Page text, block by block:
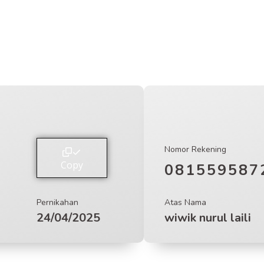
Copy
Pernikahan
24/04/2025
Nomor Rekening
Atas Nama
wiwik nurul laili